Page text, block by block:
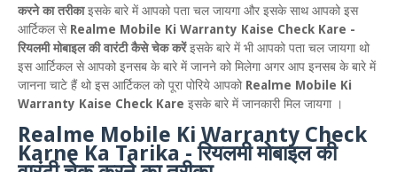
करने का तरीकाइसके बारे में आपको पता चल जायगा और इसके साथ आपको इस
आर्टिकल से Realme Mobile Ki Warranty Kaise Check Kare -
रियलमी मोबाइल की वारंटी कैसे चेक करेंइसके बारे में भी आपको पता चल जायगा थो
इस आर्टिकल से आपको इनसब के बारे में जानने को मिलेगा अगर आप इनसब के बारे में
जानना चाटे हैं थो इस आर्टिकल को पूरा पोरिये आपको Realme Mobile Ki
Warranty Kaise Check Kare इसके बारे में जानकारी मिल जायगा ।
Realme Mobile Ki Warranty Check
Karne Ka Tarika - रियलमी मोबाइल की